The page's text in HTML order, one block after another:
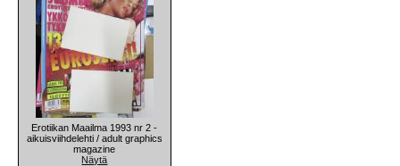
Erotiikan Maailma 1993 nr 2 -
aikuisviihdelehti / adult graphics
magazine
Näytä